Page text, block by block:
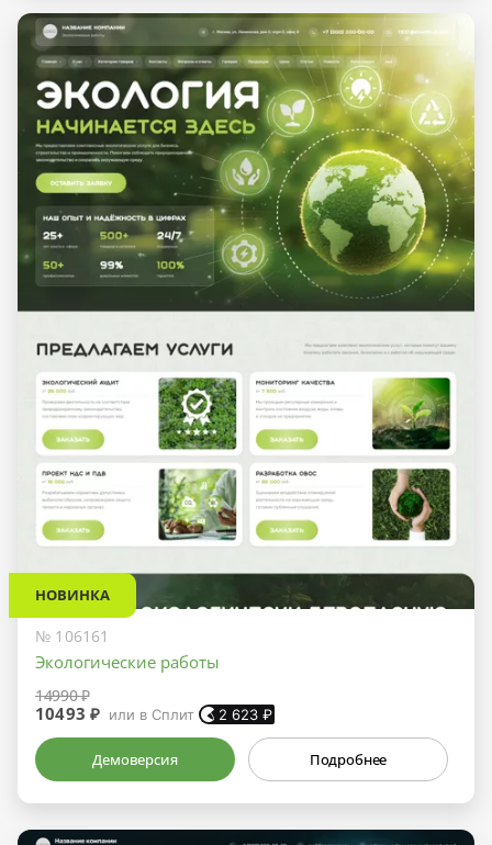
НОВИНКА
№ 106161
Экологические работы
14990 ₽
10493 ₽ или в Сплит 2 623 ₽
Демоверсия Подробнее